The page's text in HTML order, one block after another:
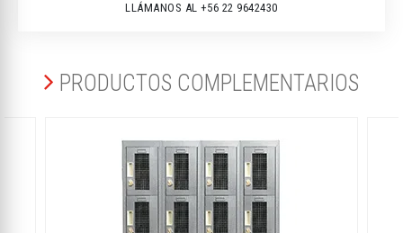
LLÁMANOS AL +56 22 9642430
PRODUCTOS COMPLEMENTARIOS